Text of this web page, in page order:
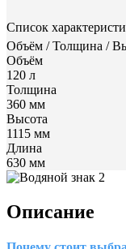
Список
Объём / Толщина /
Объём
120 л
Толщина
360 мм
Высота
1115 мм
Длина
630 мм
Описание